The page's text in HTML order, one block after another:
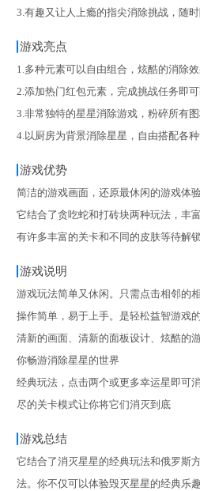
3.有趣又让人上瘾的指尖消除挑战，随
游戏亮点
1.多种元素可以自由组合，炫酷的消除
2.添加热门红包元素，完成挑战任务即
3.非常独特的星星消除游戏，粉碎所有
4.以厨房为背景消除星星，自由搭配各
游戏优势
简洁的游戏画面，还原最休闲的游戏体
它结合了贪吃蛇和打砖块两种玩法，丰
有许多丰富的关卡和不同的皮肤等待解锁
游戏说明
游戏玩法简单又休闲。只需点击相邻的
操作简单，易于上手。是轻松益智游戏
清新的画面、清新的面板设计、炫酷的
你畅游消除星星的世界
经典玩法，点击两个或更多幸运星即可
尽的关卡模式让你将它们消灭到底
游戏总结
它结合了消灭星星的经典玩法和俄罗斯
法。你不仅可以体验毁灭星星的经典乐